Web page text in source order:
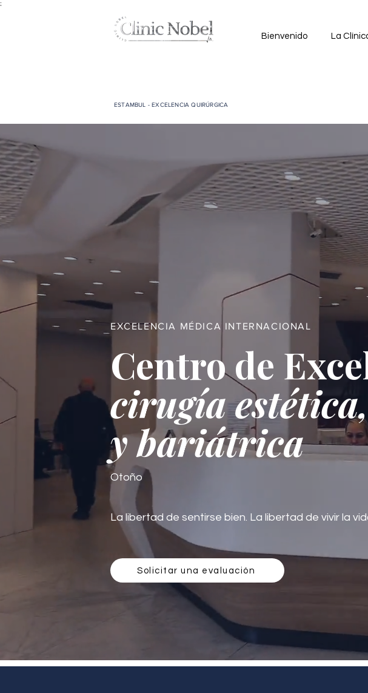
;
Bienvenido La
ESTAMBUL - EXCELENCIA QUIRÚRGICA
EXCELENCIA MÉDICA INTERNACIONAL
Centro de
cirugía
y bariátrica
Otoño
La libertad de sentirse bien. La libertad de vivir la
Solicitar una evaluación